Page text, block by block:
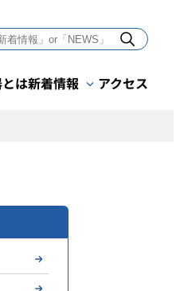
は新着情報 アクセス